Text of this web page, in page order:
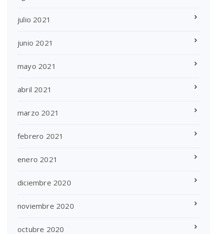
julio 2021
junio 2021
mayo 2021
abril 2021
marzo 2021
febrero 2021
enero 2021
diciembre 2020
noviembre 2020
octubre 2020